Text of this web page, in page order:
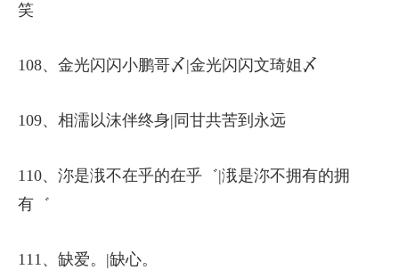
笑
108、金光闪闪小鹏哥〆|金光闪闪文琦姐〆
109、相濡以沫伴终身|同甘共苦到永远
110、沵是涐不在乎的在乎゛|涐是沵不拥有的拥
有゛
111、缺爱。|缺心。